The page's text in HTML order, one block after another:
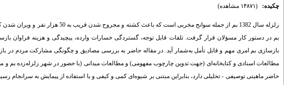
چکیده: (۱۴۸۷۱ مشاهده)
بم در دستور کار مسؤلان قرار گرفت. تلفات قابل توجه، گستردگی خسارات وارده، پیچیدگی و هزینه فراوان
مطالعات اسنادی و کتابخانه‌ای (جهت تدوین چارچوب مفهومی) و مطالعات میدانی (با حضور در شهر زلزله‌زده بم و
حاضر ماهیتی توصیفی - تحلیلی دارد، بنابراین مبتنی بر شیوه‌ای کمی و کیفی و با استفاده از پیمایش به سرانجام